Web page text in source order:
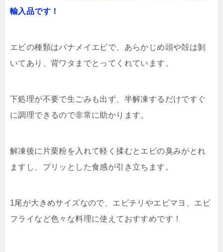
輸入品です！
エビの種類はバナメイエビで、あらかじめ頭や殻は剝
いてあり、背ワタまでとってくれています。
下処理が不要で生ごみも出ず、半解凍するだけですぐ
に調理できるので非常に助かります。
解凍後に片栗粉を入れて軽く揉むとエビの臭みがとれ
ますし、プリッとした食感が引き立ちます。
1尾が大きめサイズなので、エビチリやエビマヨ、エビ
フライなど色々な料理に使えておすすめです！